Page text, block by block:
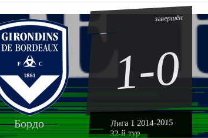
Бордо
завершён
1-0
Лига 1 2014-2015
32-й тур